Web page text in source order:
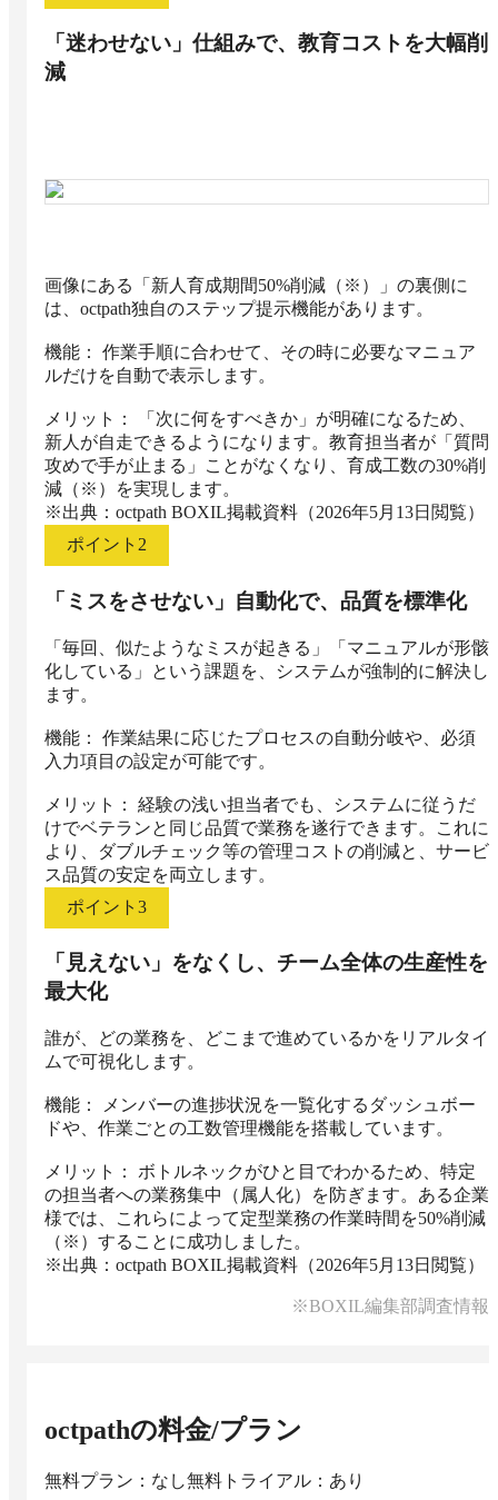
「迷わせない」仕組みで、教育コストを大幅削
減
画像にある「新人育成期間50%削減（※）」の裏側に
は、octpath独自のステップ提示機能があります。
機能： 作業手順に合わせて、その時に必要なマニュア
ルだけを自動で表示します。
メリット： 「次に何をすべきか」が明確になるため、
新人が自走できるようになります。教育担当者が「質問
攻めで手が止まる」ことがなくなり、育成工数の30%削
減（※）を実現します。
※出典：octpath BOXIL掲載資料（2026年5月13日閲覧）
ポイント 2
「ミスをさせない」自動化で、品質を標準化
「毎回、似たようなミスが起きる」「マニュアルが形骸
化している」という課題を、システムが強制的に解決し
ます。
機能： 作業結果に応じたプロセスの自動分岐や、必須
入力項目の設定が可能です。
メリット： 経験の浅い担当者でも、システムに従うだ
けでベテランと同じ品質で業務を遂行できます。これに
より、ダブルチェック等の管理コストの削減と、サービ
ス品質の安定を両立します。
ポイント 3
「見えない」をなくし、チーム全体の生産性を
最大化
誰が、どの業務を、どこまで進めているかをリアルタイ
ムで可視化します。
機能： メンバーの進捗状況を一覧化するダッシュボー
ドや、作業ごとの工数管理機能を搭載しています。
メリット： ボトルネックがひと目でわかるため、特定
の担当者への業務集中（属人化）を防ぎます。ある企業
様では、これらによって定型業務の作業時間を50%削減
（※）することに成功しました。
※出典：octpath BOXIL掲載資料（2026年5月13日閲覧）
※BOXIL編集部調査情報
octpathの料金/プラン
無料プラン：なし無料トライアル：あり